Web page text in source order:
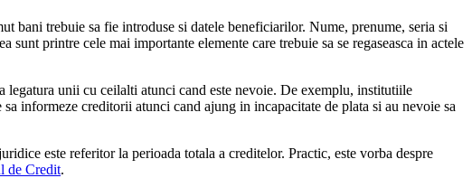
bani trebuie sa fie introduse si datele beneficiarilor. Nume, prenume, seria si
printre cele mai importante elemente care trebuie sa se regaseasca in actele
legatura unii cu ceilalti atunci cand este nevoie. De exemplu, institutiile
informeze creditorii atunci cand ajung in incapacitate de plata si au nevoie sa
este referitor la perioada totala a creditelor. Practic, este vorba despre
de Credit.